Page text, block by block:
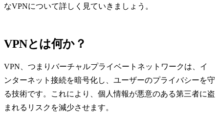
なVPNについて詳しく見ていきましょう。
VPNとは何か？
VPN、つまりバーチャルプライベートネットワークは、イ
ンターネット接続を暗号化し、ユーザーのプライバシーを守
る技術です。これにより、個人情報が悪意のある第三者に盗
まれるリスクを減少させます。